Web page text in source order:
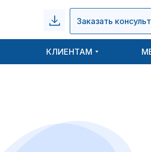
Заказать
КЛИЕНТАМ